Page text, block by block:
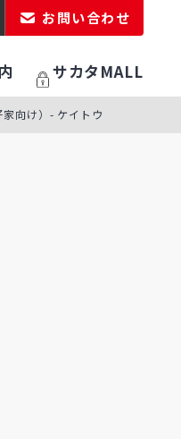
お問い合わせ
サカタMALL
向け）- ケイトウ